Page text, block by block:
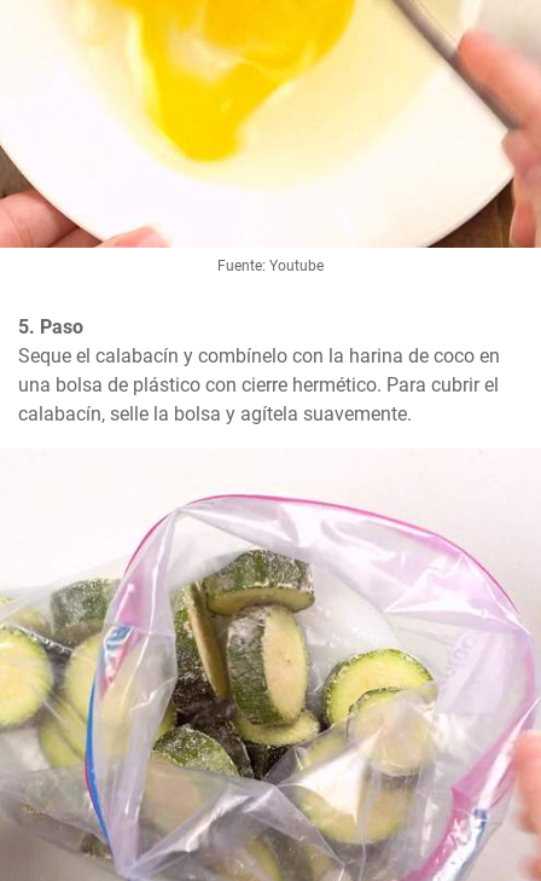
Fuente: Youtube
5. Paso
Seque el calabacín y combínelo con la harina de coco en
una bolsa de plástico con cierre hermético. Para cubrir el
calabacín, selle la bolsa y agítela suavemente.